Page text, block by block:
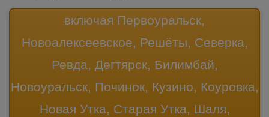
включая Первоуральск,
Новоалексеевское, Решёты, Северка,
Ревда, Дегтярск, Билимбай,
Новоуральск, Починок, Кузино, Коуровка,
Новая Утка, Старая Утка, Шаля,